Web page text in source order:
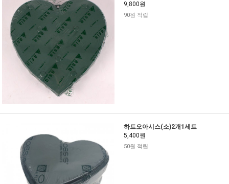
9,800원
90원 적립
하트오아시스(소)2개1세트
5,400원
50원 적립